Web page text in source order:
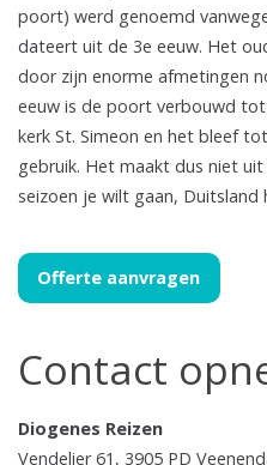
poort) werd genoemd
dateert uit de 3e eeuw. Het
door zijn enorme afmetingen
eeuw is de poort verbouwd
kerk St. Simeon en het bleef
gebruik. Het maakt dus niet
seizoen je wilt gaan,
Offerte aanvragen
Contact
Diogenes Reizen
Vendelier 61, 3905 PD